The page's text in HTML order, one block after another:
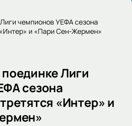
чемпионов УЕФА сезона
и «Пари Сен-Жермен»
Лиги
сезона
«Интер» и